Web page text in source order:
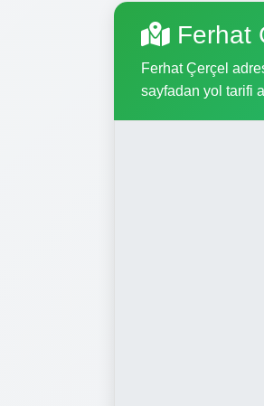
Ferhat
Ferhat Çerçel
sayfadan yol tarifi